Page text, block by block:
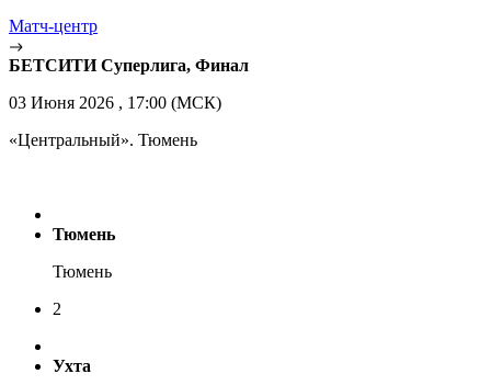
Матч-центр
БЕТСИТИ Суперлига, Финал
03 Июня 2026 , 17:00 (МСК)
«Центральный». Тюмень
Тюмень
Тюмень
2
Ухта